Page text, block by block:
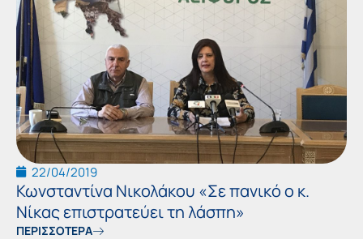
22/04/2019
Κωνσταντίνα Νικολάκου «Σε πανικό ο κ.
Νίκας επιστρατεύει τη λάσπη»
ΠΕΡΙΣΣΟΤΕΡΑ